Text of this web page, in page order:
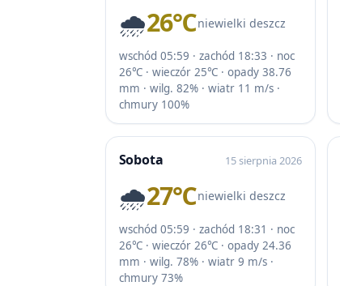
🌧️26℃niewielki deszcz
wschód 05:59 · zachód 18:33 · noc
26℃ · wieczór 25℃ · opady 38.76
mm · wilg. 82% · wiatr 11 m/s ·
chmury 100%
Sobota 15 sierpnia 2026
🌧️27℃niewielki deszcz
wschód 05:59 · zachód 18:31 · noc
26℃ · wieczór 26℃ · opady 24.36
mm · wilg. 78% · wiatr 9 m/s ·
chmury 73%